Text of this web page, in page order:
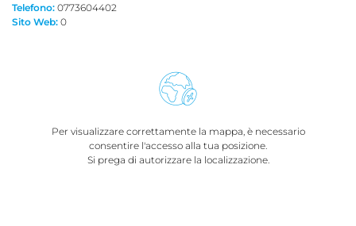
Telefono: 0773604402
Sito Web: 0
Per visualizzare correttamente la mappa, è necessario
consentire l'accesso alla tua posizione.
Si prega di autorizzare la localizzazione.